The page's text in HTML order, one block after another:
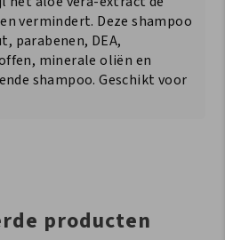
vermindert. Deze shampoo
parabenen, DEA,
minerale oliën en
shampoo. Geschikt voor
producten